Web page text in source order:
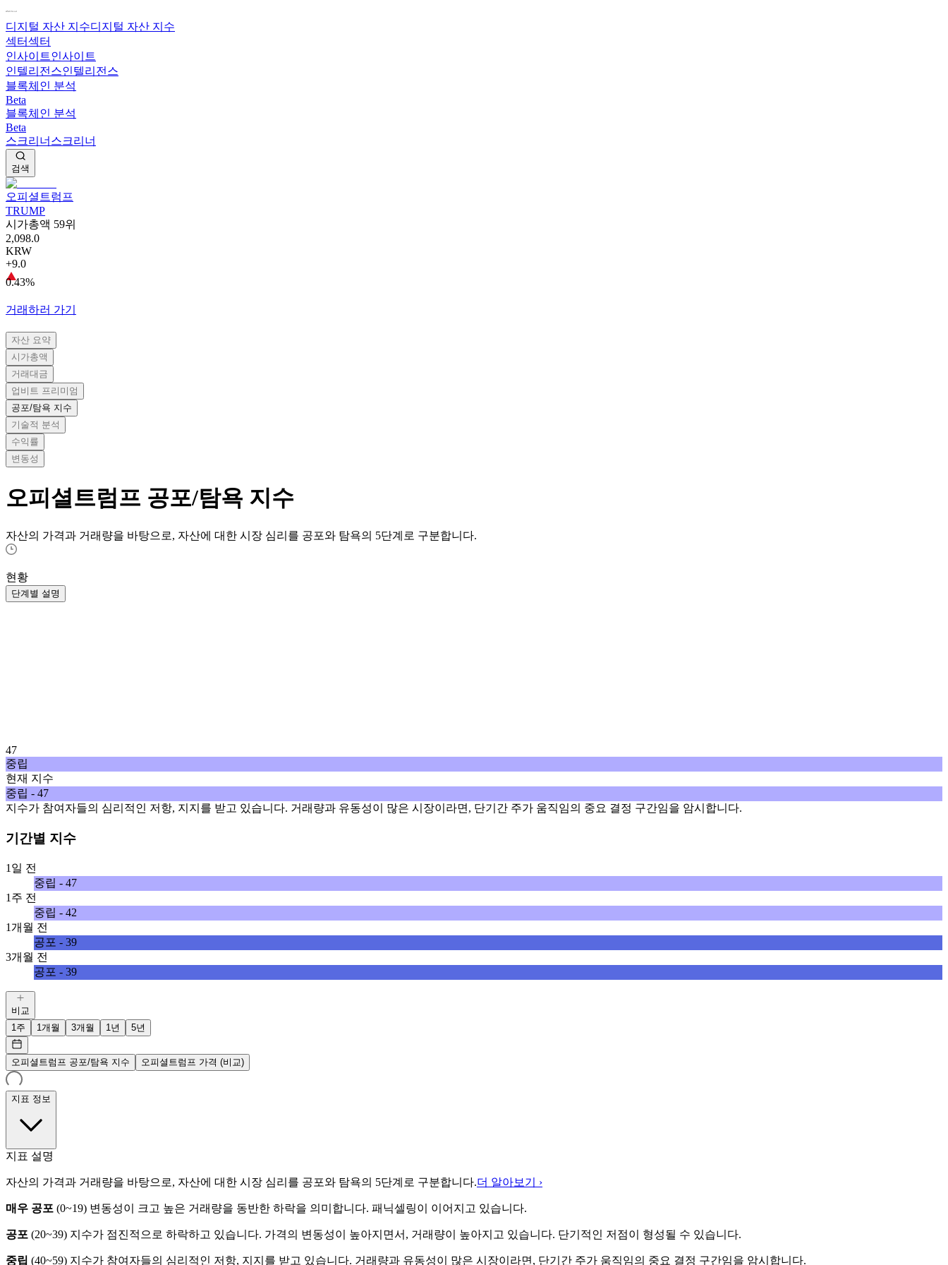
디지털 자산 지수디지털 자산 지수
섹터섹터
인사이트인사이트
인텔리전스인텔리전스
블록체인 분석
Beta
블록체인 분석
Beta
스크리너 스크리너
검색
오피셜트럼프
TRUMP
시가총액 59위
2,098.0
KRW
+9.0
0.43%
거래하러 가기
자산 요약
시가총액
거래대금
업비트 프리미엄
공포/탐욕 지수
기술적 분석
수익률
변동성
오피셜트럼프 공포/탐욕 지수
자산의 가격과 거래량을 바탕으로, 자산에 대한 시장 심리를 공포와 탐욕의 5단계로 구분합니다.
현황
단계별 설명
47
중립
현재 지수
중립 - 47
지수가 참여자들의 심리적인 저항, 지지를 받고 있습니다. 거래량과 유동성이 많은 시장이라면, 단기간 주가 움직임의 중요 결정 구간임을 암시합니다.
기간별 지수
1일 전
중립 - 47
1주 전
중립 - 42
1개월 전
공포 - 39
3개월 전
공포 - 39
비교
1주
1개월 3개월 1년 5년
오피셜트럼프 공포/탐욕 지수 오피셜트럼프 가격 (비교)
지표 정보
지표 설명
자산의 가격과 거래량을 바탕으로, 자산에 대한 시장 심리를 공포와 탐욕의 5단계로 구분합니다.더 알아보기 ›
매우 공포 (0~19) 변동성이 크고 높은 거래량을 동반한 하락을 의미합니다. 패닉셀링이 이어지고 있습니다.
공포 (20~39) 지수가 점진적으로 하락하고 있습니다. 가격의 변동성이 높아지면서, 거래량이 높아지고 있습니다. 단기적인 저점이 형성될 수 있습니다.
중립 (40~59) 지수가 참여자들의 심리적인 저항, 지지를 받고 있습니다. 거래량과 유동성이 많은 시장이라면, 단기간 주가 움직임의 중요 결정 구간임을 암시합니다.